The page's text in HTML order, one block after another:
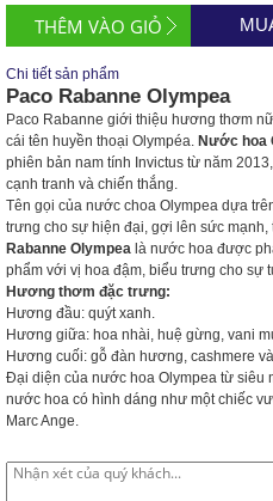
Chi tiết sản phẩm
Paco Rabanne Olympea
Paco Rabanne giới thiệu hương thơm
cái tên huyền thoại Olympéa. Nước hoa
phiên bản nam tính Invictus từ năm
cạnh tranh và chiến thắng.
Tên gọi của nước choa Olympea dựa
trưng cho sự hiện đại, gợi lên sức
Rabanne Olympea là nước hoa được
phẩm với vị hoa đậm, biểu trưng cho
Hương thơm đặc trưng:
Hương đầu: quýt xanh.
Hương giữa: hoa nhài, huệ gừng, vani
Hương cuối: gỗ đàn hương, cashmere
Đại diện của nước hoa Olympea từ siêu
nước hoa có hình dáng như một chiếc
Marc Ange.